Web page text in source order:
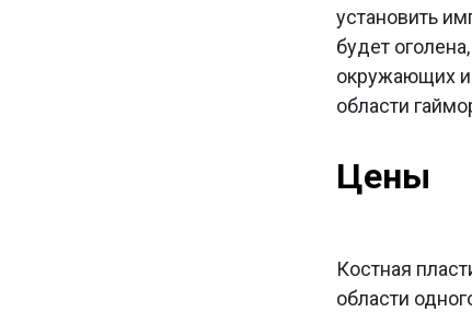
установить
будет
окружающих
области
Цены
Костная
области